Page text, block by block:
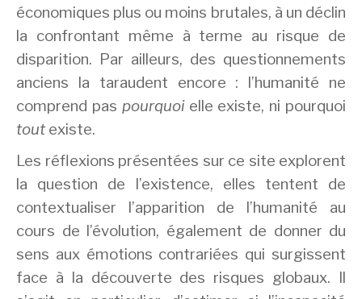
économiques plus ou moins brutales, à un déclin
la confrontant même à terme au risque de
disparition. Par ailleurs, des questionnements
anciens la taraudent encore : l’humanité ne
comprend pas pourquoi elle existe, ni pourquoi
toutexiste.
Les réflexions présentées sur ce site explorent
la question de l’existence, elles tentent de
contextualiser l’apparition de l’humanité au
cours de l’évolution, également de donner du
sens aux émotions contrariées qui surgissent
face à la découverte des risques globaux. Il